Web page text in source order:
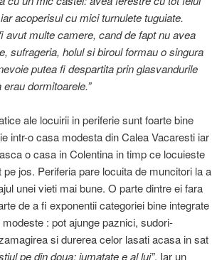
acoperisul cu mici turnulete tuguiate.
multe camere, cand de fapt nu avea
sufrageria, holul si biroul formau o singura
putea fi despartita prin glasvandurile
dormitoarele.”
ale locuirii in periferie sunt foarte bine
intr-o casa modesta din Calea Vacaresti iar
o casa in Colentina in timp ce locuieste
jos. Periferia pare locuita de muncitori la a
unei vieti mai bune. O parte dintre ei fara
de a fi exponentii categoriei bine integrate
: pot ajunge paznici, sudori-
si durerea celor lasati acasa in sat
pe din doua: jumatate e al lui”. Iar un